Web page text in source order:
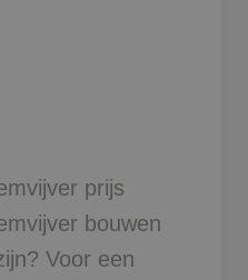
prijs
bouwen
Voor een